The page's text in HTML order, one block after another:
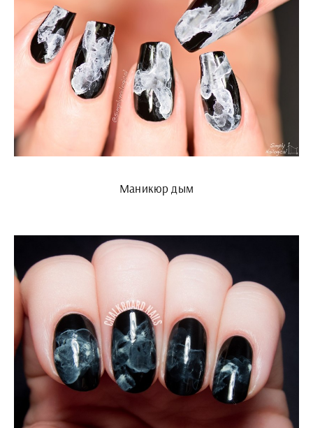
Маникюр дым